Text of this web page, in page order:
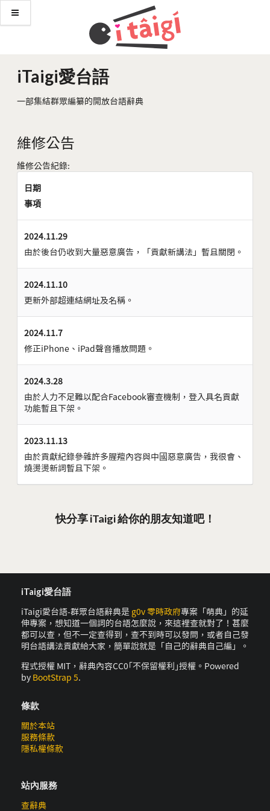
iTaigi愛台語
一部集結群眾編纂的開放台語辭典
維修公告
維修公告紀錄:
日期
事項
2024.11.29
由於後台仍收到大量惡意廣告，「貢獻新講法」暫且關閉。
2024.11.10
更新外部超連結網址及名稱。
2024.11.7
修正iPhone、iPad聲音播放問題。
2024.3.28
由於人力不足難以配合Facebook審查機制，登入具名貢獻
功能暫且下架。
2023.11.13
由於貢獻紀錄參雜許多腥羶內容與中國惡意廣告，我很會、
燒燙燙新詞暫且下架。
快分享 iTaigi 給你的朋友知道吧！
iTaigi愛台語
iTaigi愛台語-群眾台語辭典是 g0v 零時政府專案「萌典」的延
伸專案，想知道一個詞的台語怎麼說，來這裡查就對了！甚麼
都可以查，但不一定查得到，查不到時可以發問，或者自己發
明台語講法貢獻給大家，簡單說就是「自己的辭典自己編」。
程式授權 MIT，辭典內容CC0｢不保留權利｣授權。Powered
by BootStrap 5.
條款
關於本站
服務條款
隱私權條款
站內服務
查辭典